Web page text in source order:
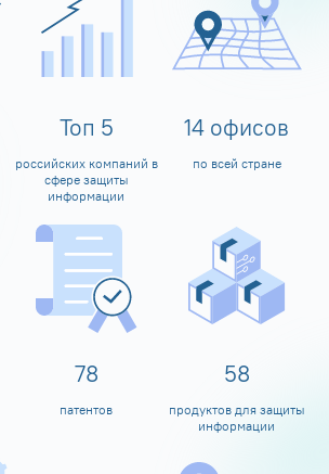
Топ 5
российских компаний в
сфере защиты
информации
14 офисов
по всей стране
80
патентов
60
продуктов для защиты
информации